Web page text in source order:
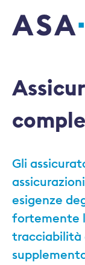
SVV Logo
Gli
esigenze
fortemente
tracciabilità